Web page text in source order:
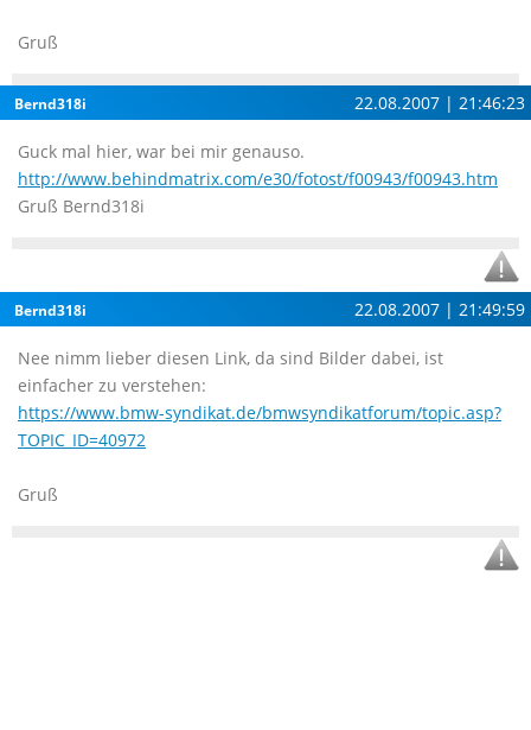
Gruß
Bernd318i 22.08.2007 | 21:46:23
Guck mal hier, war bei mir genauso.
http://www.behindmatrix.com/e30/fotost/f00943/f00943.htm
Gruß Bernd318i
Bernd318i 22.08.2007 | 21:49:59
Nee nimm lieber diesen Link, da sind Bilder dabei, ist
einfacher zu verstehen:
https://www.bmw-syndikat.de/bmwsyndikatforum/topic.asp?
TOPIC_ID=40972
Gruß